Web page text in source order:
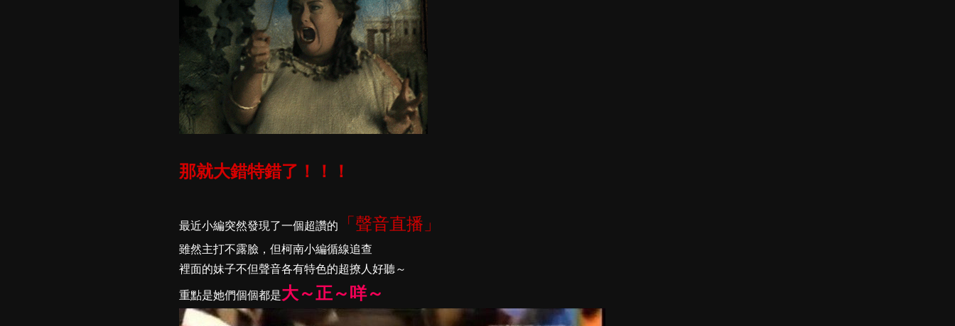
那就大錯特錯了！！！
最近小編突然發現了一個超讚的 「聲音直播」
雖然主打不露臉，但柯南小編循線追查
裡面的妹子不但聲音各有特色的超撩人好聽～
重點是她們個個都是大～正～咩～